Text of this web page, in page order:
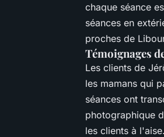
chaque séance
séances en
proches de
Témoignages
Les clients de
les mamans qui
séances ont
photographique
les clients à